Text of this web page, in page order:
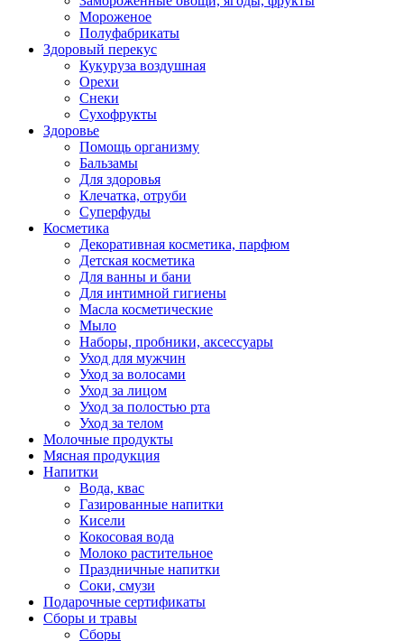
Мороженое
Полуфабрикаты
Здоровый перекус
Кукуруза воздушная
Орехи
Снеки
Сухофрукты
Здоровье
Помощь организму
Бальзамы
Для здоровья
Клечатка, отруби
Суперфуды
Косметика
Декоративная косметика, парфюм
Детская косметика
Для ванны и бани
Для интимной гигиены
Масла косметические
Мыло
Наборы, пробники, аксессуары
Уход для мужчин
Уход за волосами
Уход за лицом
Уход за полостью рта
Уход за телом
Молочные продукты
Мясная продукция
Напитки
Вода, квас
Газированные напитки
Кисели
Кокосовая вода
Молоко растительное
Праздничные напитки
Соки, смузи
Подарочные сертификаты
Сборы и травы
Сборы